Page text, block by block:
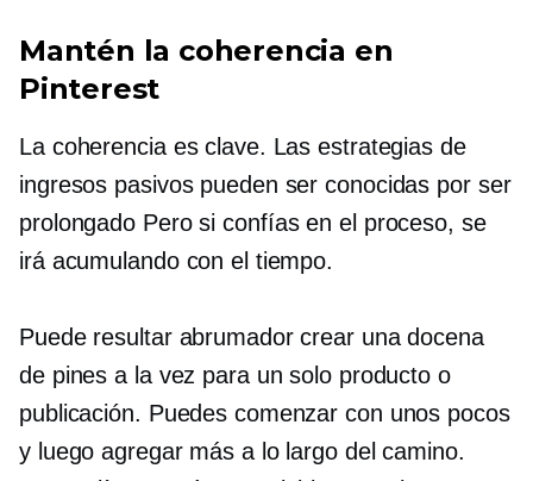
Mantén la coherencia en
Pinterest
La coherencia es clave. Las estrategias de
ingresos pasivos pueden ser conocidas por ser
prolongado Pero si confías en el proceso, se
irá acumulando con el tiempo.
Puede resultar abrumador crear una docena
de pines a la vez para un solo producto o
publicación. Puedes comenzar con unos pocos
y luego agregar más a lo largo del camino.